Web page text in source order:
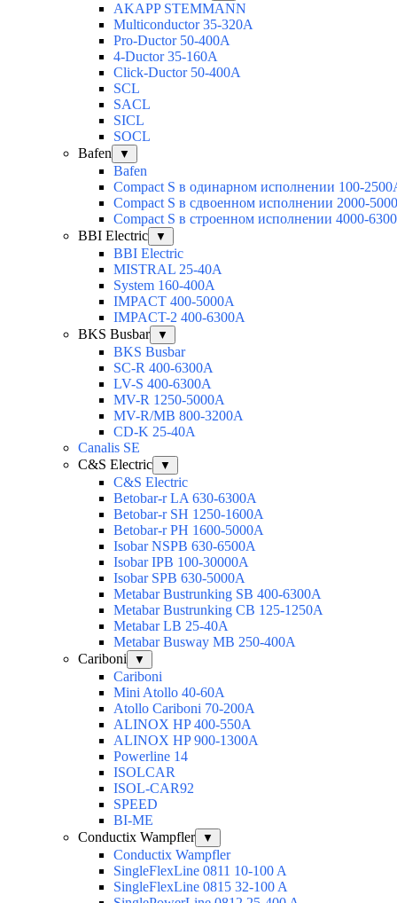
AKAPP STEMMANN
Multiconductor 35-320A
Pro-Ductor 50-400A
4-Ductor 35-160A
Click-Ductor 50-400A
SCL
SACL
SICL
SOCL
Bafen
▼
Bafen
Compact S в одинарном исполнении 100-
Compact S в сдвоенном исполнении 2000-
Compact S в строенном исполнении 4000-
BBI Electric
▼
BBI Electric
MISTRAL 25-40А
System 160-400А
IMPACT 400-5000А
IMPACT-2 400-6300А
BKS Busbar
▼
BKS Busbar
SC-R 400-6300A
LV-S 400-6300A
MV-R 1250-5000A
MV-R/MB 800-3200A
CD-K 25-40A
Canalis SE
C&S Electric
▼
C&S Electric
Betobar-r LA 630-6300A
Betobar-r SH 1250-1600A
Betobar-r PH 1600-5000A
Isobar NSPB 630-6500A
Isobar IPB 100-30000A
Isobar SPB 630-5000A
Metabar Bustrunking SB 400-6300A
Metabar Bustrunking CB 125-1250A
Metabar LB 25-40A
Metabar Busway MB 250-400A
Cariboni
▼
Cariboni
Mini Atollo 40-60A
Atollo Cariboni 70-200A
ALINOX HP 400-550A
ALINOX HP 900-1300A
Powerline 14
ISOLCAR
ISOL-CAR92
SPEED
BI-ME
Conductix Wampfler
▼
Conductix Wampfler
SingleFlexLine 0811 10-100 A
SingleFlexLine 0815 32-100 A